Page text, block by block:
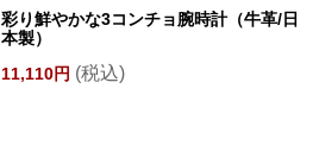
彩り鮮やかな3コンチョ腕時計（牛革/日
本製）
11,110円 (税込)